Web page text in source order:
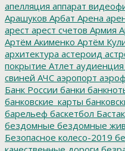
апелляция аппарат
Арашуков Арбат Арена
арест арест счетов Армия
Артём Акименко Артём
архитектура астероид
покрытие Атлет аудиенция
свиней АЧС аэропорт
Банк России банки
банковские_карты
барельеф баскетбол Бастак
бездомные бездомные
Безопасное колесо-2019